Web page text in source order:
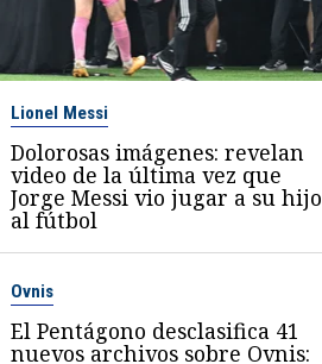
Lionel Messi
Dolorosas imágenes: revelan
video de la última vez que
Jorge Messi vio jugar a su hijo
al fútbol
Ovnis
El Pentágono desclasifica 41
nuevos archivos sobre Ovnis: